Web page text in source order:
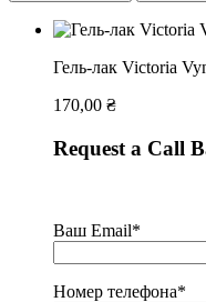
Гель-лак Victoria
170,00 ₴
Request a Call
Ваш Email*
Номер телефона*